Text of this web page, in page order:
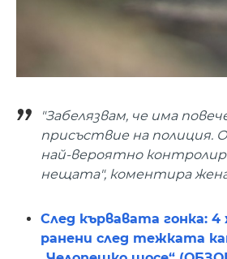
"Забелязвам, че има
присъствие на полиция.
най-вероятно
нещата", коментира
След кървавата гонка:
ранени след тежката